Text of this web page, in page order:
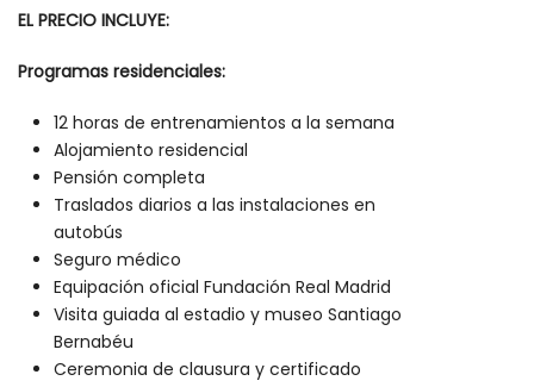
EL PRECIO INCLUYE:
Programas residenciales:
12 horas de entrenamientos a la semana
Alojamiento residencial
Pensión completa
Traslados diarios a las instalaciones en
autobús
Seguro médico
Equipación oficial Fundación Real Madrid
Visita guiada al estadio y museo Santiago
Bernabéu
Ceremonia de clausura y certificado